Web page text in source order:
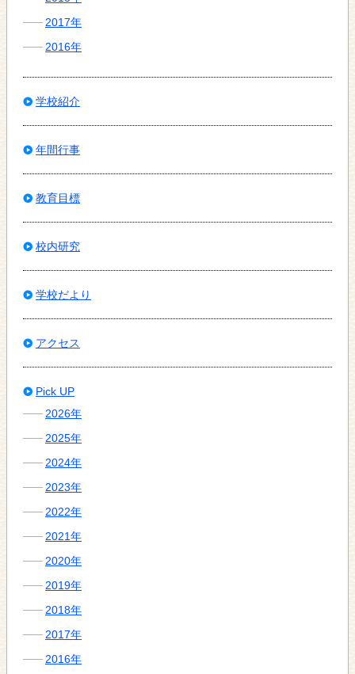
2017年
2016年
学校紹介
年間行事
教育目標
校内研究
学校だより
アクセス
Pick UP
2026年
2025年
2024年
2023年
2022年
2021年
2020年
2019年
2018年
2017年
2016年